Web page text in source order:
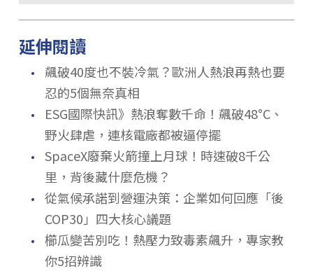
延伸閱讀
．
飆破40度也不裝冷氣？歐洲人熱浪再熱也要
忍的5個無奈真相
．
ESG國際快訊》熱浪奪數千命！飆破48°C、
野火肆虐，連核電廠都被逼停擺
． SpaceX廢棄火箭撞上月球！時速破8千公
里，背後藏什麼危機？
． 從氣候承諾到營運決策：企業如何回應「後
COP30」四大核心議題
． 櫛瓜變苦別吃！熱壓力致毒素飆升，專家教
你5招辨識